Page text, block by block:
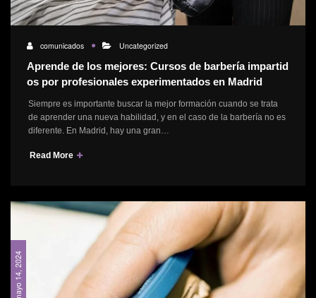
comunicados Uncategorized
Aprende de los mejores: Cursos de barbería impartid
os por profesionales experimentados en Madrid
Siempre es importante buscar la mejor formación cuando se trata
de aprender una nueva habilidad, y en el caso de la barbería no es
diferente. En Madrid, hay una gran…
Read More
mayo 14, 2024